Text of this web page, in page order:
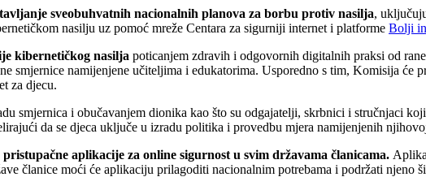
sveobuhvatnih nacionalnih planova za borbu protiv nasilja,
nasilju uz pomoć mreže Centara za sigurniji internet i platforme Bolji
kibernetičkog nasilja poticanjem zdravih i odgovornih digitalnih praksi od
smjernice namijenjene učiteljima i edukatorima. Usporedno s tim, Komisija će
za djecu.
smjernica i obučavanjem dionika kao što su odgajatelji, skrbnici i stručnjaci
da se djeca uključe u izradu politika i provedbu mjera namijenjenih
pristupačne aplikacije za online sigurnost u svim državama članicama.
članice moći će aplikaciju prilagoditi nacionalnim potrebama i podržati njeno